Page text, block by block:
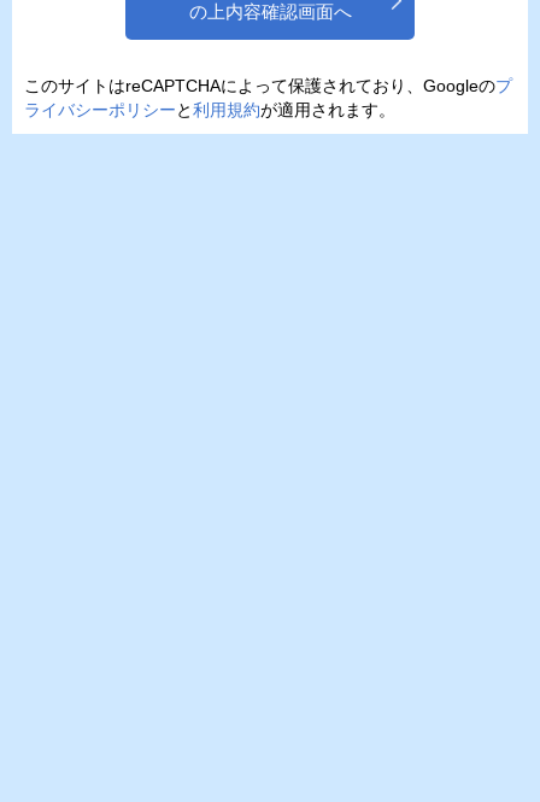
の上内容確認画面へ
このサイトはreCAPTCHAによって保護されており、Googleのプ
ライバシーポリシーと利用規約が適用されます。